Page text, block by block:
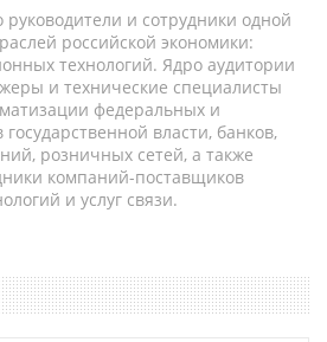
и сотрудники одной
российской экономики:
технологий. Ядро аудитории
и технические специалисты
федеральных и
власти, банков,
розничных сетей, а также
компаний-поставщиков
и услуг связи.